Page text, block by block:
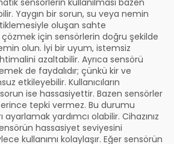
Yaygın bir sorun, su veya nemin
oluşan sahte
çözmek için sensörlerin doğru şekilde
olun. İyi bir uyum, istemsiz
azaltabilir. Ayrıca sensörü
de faydalıdır; çünkü kir ve
etkileyebilir. Kullanıcıların
sorun ise hassasiyettir. Bazen sensörler
tepki vermez. Bu durumu
yardımcı olabilir. Cihazınız
hassasiyet seviyesini
kullanımı kolaylaşır. Eğer sensörün